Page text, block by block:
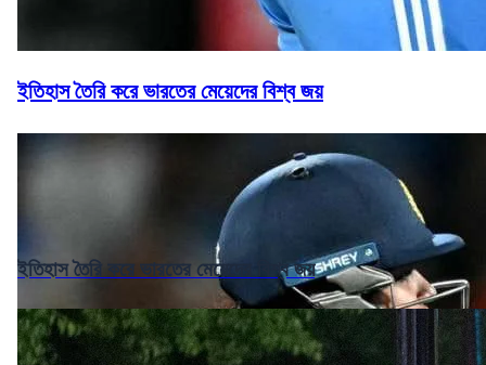
ইতিহাস তৈরি করে ভারতের মেয়েদের বিশ্ব জয়
ইতিহাস তৈরি করে ভারতের মেয়েদের বিশ্ব জয়